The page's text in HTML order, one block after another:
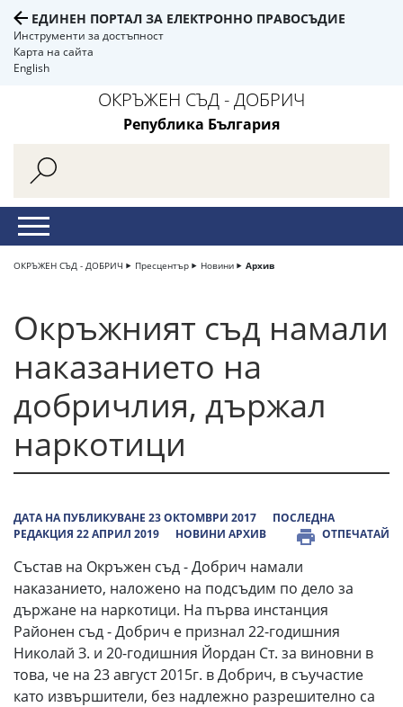
ЕДИНЕН ПОРТАЛ ЗА ЕЛЕКТРОННО ПРАВОСЪДИЕ
Инструменти за достъпност
Карта на сайта
English
ОКРЪЖЕН СЪД - ДОБРИЧ
Република България
ОКРЪЖЕН СЪД - ДОБРИЧ Пресцентър Новини Архив
Окръжният съд намали
наказанието на
добричлия, държал
наркотици
ДАТА НА ПУБЛИКУВАНЕ 23 ОКТОМВРИ 2017
ПОСЛЕДНА
РЕДАКЦИЯ 22 АПРИЛ 2019
НОВИНИ АРХИВ ОТПЕЧАТАЙ
Състав на Окръжен съд - Добрич намали
наказанието, наложено на подсъдим по дело за
държане на наркотици. На първа инстанция
Районен съд - Добрич е признал 22-годишния
Николай З. и 20-годишния Йордан Ст. за виновни в
това, че на 23 август 2015г. в Добрич, в съучастие
като извършители, без надлежно разрешително са